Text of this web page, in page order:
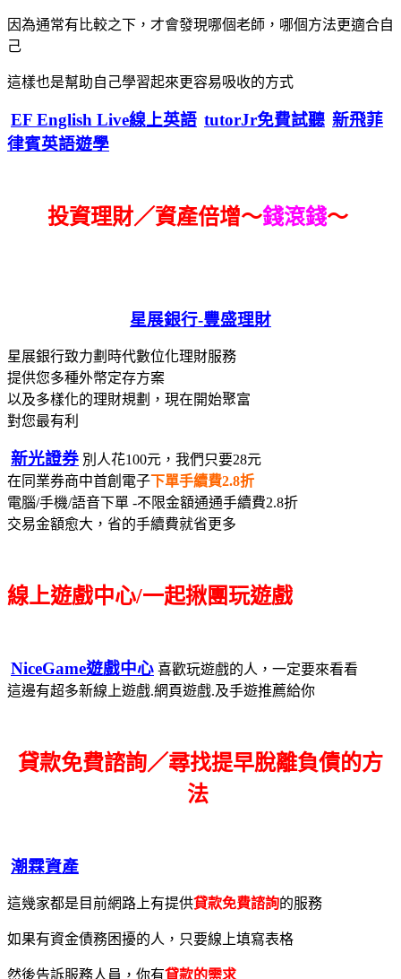
因為通常有比較之下，才會發現哪個老師，哪個方法更適合自
己
這樣也是幫助自己學習起來更容易吸收的方式
EF English Live線上英語 tutorJr免費試聽 新飛菲
律賓英語遊學
投資理財／資產倍增～錢滾錢～
星展銀行-豐盛理財
星展銀行致力劃時代數位化理財服務
提供您多種外幣定存方案
以及多樣化的理財規劃，現在開始聚富
對您最有利
新光證券 別人花100元，我們只要28元
在同業券商中首創電子下單手續費2.8折
電腦/手機/語音下單 -不限金額通通手續費2.8折
交易金額愈大，省的手續費就省更多
線上遊戲中心/一起揪團玩遊戲
NiceGame遊戲中心 喜歡玩遊戲的人，一定要來看看
這邊有超多新線上遊戲.網頁遊戲.及手遊推薦給你
貸款免費諮詢／尋找提早脫離負債的方
法
潮霖資產
這幾家都是目前網路上有提供貸款免費諮詢的服務
如果有資金債務困擾的人，只要線上填寫表格
然後告訴服務人員，你有貸款的需求